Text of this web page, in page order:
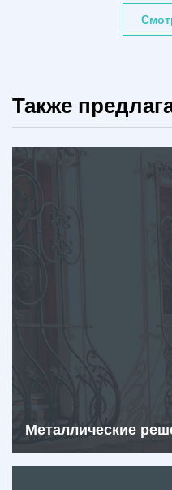
Также
Металлические